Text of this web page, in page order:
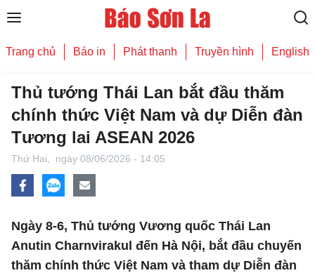
Trang chủ Báo in Phát thanh Truyền hình English
Thủ tướng Thái Lan bắt đầu thăm
chính thức Việt Nam và dự Diễn đàn
Tương lai ASEAN 2026
Thứ Hai, ngày 08/06/2026 - 14:05
Ngày 8-6, Thủ tướng Vương quốc Thái Lan
Anutin Charnvirakul đến Hà Nội, bắt đầu chuyến
thăm chính thức Việt Nam và tham dự Diễn đàn